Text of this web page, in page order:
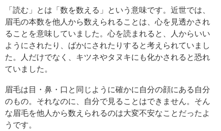
「読む」とは「数を数える」という意味です。近世では、
眉毛の本数を他人から数えられることは、心を見透かされ
ることを意味していました。心を読まれると、人からいい
ようにされたり、ばかにされたりすると考えられていまし
た。人だけでなく、キツネやタヌキにも化かされると恐れ
ていました。
眉毛は目・鼻・口と同じように確かに自分の顔にある自分
のもの。それなのに、自分で見ることはできません。そん
な眉毛を他人から数えられるのは大変不安なことだったよ
うです。